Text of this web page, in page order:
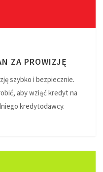
ZA PROWIZJĘ
szybko i bezpiecznie.
aby wziąć kredyt na
kredytodawcy.